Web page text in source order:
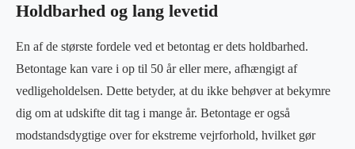
Holdbarhed og lang levetid
En af de største fordele ved et betontag er dets holdbarhed.
Betontage kan vare i op til 50 år eller mere, afhængigt af
vedligeholdelsen. Dette betyder, at du ikke behøver at bekymre
dig om at udskifte dit tag i mange år. Betontage er også
modstandsdygtige over for ekstreme vejrforhold, hvilket gør